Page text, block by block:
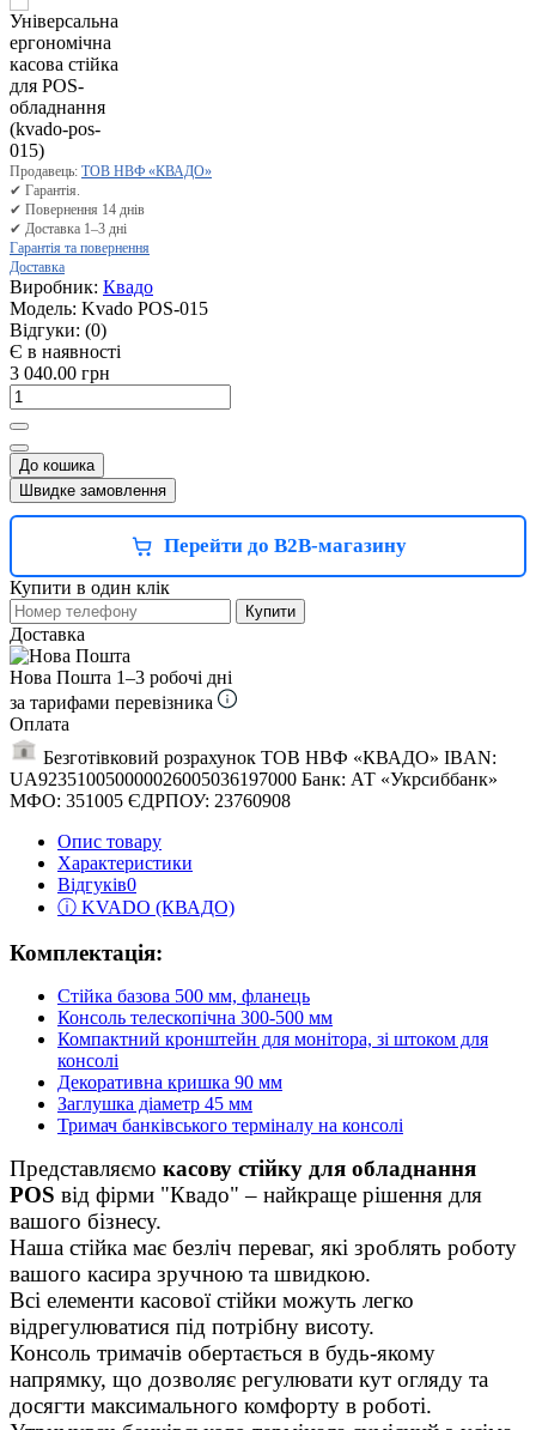
Продавець: ТОВ НВФ «КВАДО»
✔ Гарантія.
✔ Повернення 14 днів
✔ Доставка 1–3 дні
Гарантія та повернення
Доставка
Виробник: Квадо
Модель: Kvado POS-015
Відгуки: (0)
Є в наявності
3 040.00 грн
До кошика
Швидке замовлення
Перейти до B2B-магазину
Купити в один клік
Купити
Доставка
Нова Пошта 1–3 робочі дні
за тарифами перевізника
Оплата
Безготівковий розрахунок ТОВ НВФ «КВАДО» IBAN:
UA923510050000026005036197000 Банк: АТ «Укрсиббанк»
МФО: 351005 ЄДРПОУ: 23760908
Опис товару
Характеристики
Відгуків0
ⓘ KVADO (КВАДО)
Комплектація:
Стійка базова 500 мм, фланець
Консоль телескопічна 300-500 мм
Компактний кронштейн для монітора, зі штоком для
консолі
Декоративна кришка 90 мм
Заглушка діаметр 45 мм
Тримач банківського терміналу на консолі
Представляємо касову стійку для обладнання
POS від фірми "Квадо" – найкраще рішення для
вашого бізнесу.
Наша стійка має безліч переваг, які зроблять роботу
вашого касира зручною та швидкою.
Всі елементи касової стійки можуть легко
відрегулюватися під потрібну висоту.
Консоль тримачів обертається в будь-якому
напрямку, що дозволяє регулювати кут огляду та
досягти максимального комфорту в роботі.